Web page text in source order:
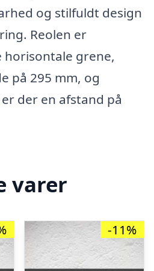
og stilfuldt design
Reolen er
grene,
på 295 mm, og
der en afstand på
varer
-11%